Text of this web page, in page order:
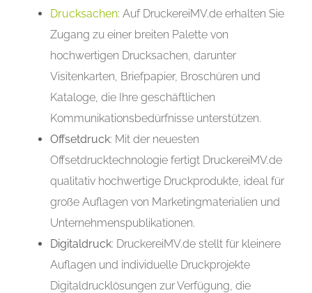
Drucksachen: Auf DruckereiMV.de erhalten Sie
Zugang zu einer breiten Palette von
hochwertigen Drucksachen, darunter
Visitenkarten, Briefpapier, Broschüren und
Kataloge, die Ihre geschäftlichen
Kommunikationsbedürfnisse unterstützen.
Offsetdruck: Mit der neuesten
Offsetdrucktechnologie fertigt DruckereiMV.de
qualitativ hochwertige Druckprodukte, ideal für
große Auflagen von Marketingmaterialien und
Unternehmenspublikationen.
Digitaldruck: DruckereiMV.de stellt für kleinere
Auflagen und individuelle Druckprojekte
Digitaldrucklösungen zur Verfügung, die